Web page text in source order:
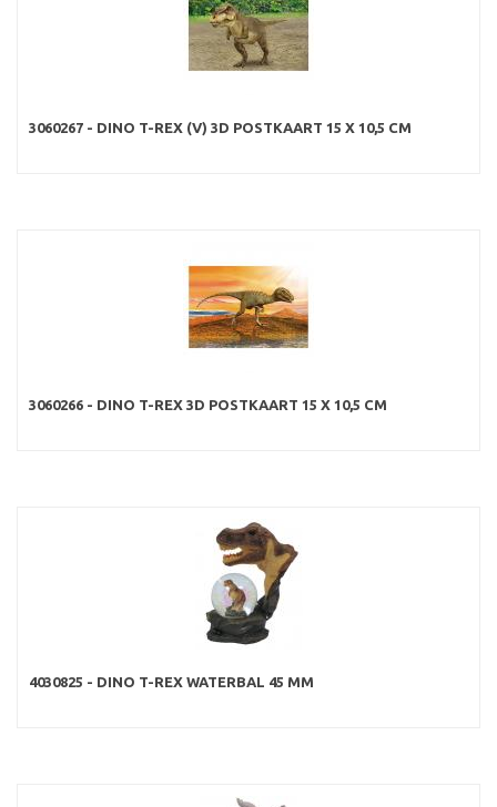
3060267 - DINO T-REX (V) 3D POSTKAART 15 X 10,5 CM
3060266 - DINO T-REX 3D POSTKAART 15 X 10,5 CM
4030825 - DINO T-REX WATERBAL 45 MM